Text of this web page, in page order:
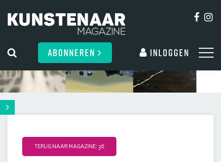
ABONNEREN Inloggen
TERUG NAAR MAGAZINE: 36